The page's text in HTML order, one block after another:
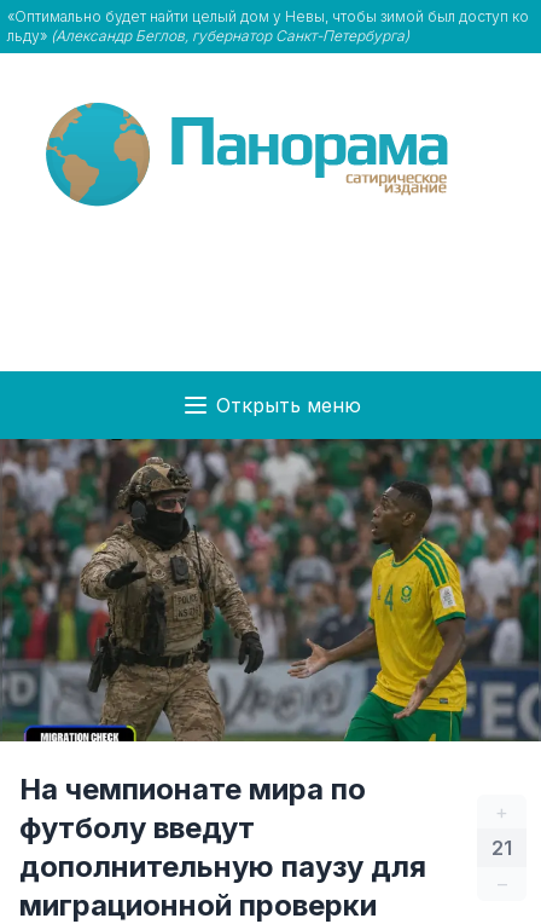
«Оптимально будет найти целый дом у Невы, чтобы зимой был доступ ко
льду» (Александр Беглов, губернатор Санкт-Петербурга)
Открыть меню
+
21
–
На чемпионате мира по
футболу введут
дополнительную паузу для
миграционной проверки